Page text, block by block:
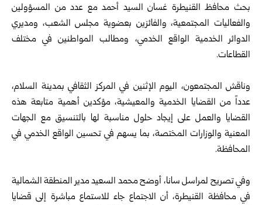
بحث محافظ القنيطرة غسان السيد أحمدمع عدد من المسؤولين
والفعاليات المجتمعية، والفائزين بعضوية مجلس الشعب، ومديري
الدوائر الخدمية الواقع الخدمي، ومطالب المواطنين في مختلف
القطاعات.
وناقش المجتمعون، اليوم الإثنين في المركز الثقافي بمدينة السلام،
‏عدداً من القضايا الخدمية والمعيشية، مؤكدين أهمية متابعة هذه
القضايا والعمل على إيجاد حلول مناسبة لها بالتنسيق مع الجهات
المعنية والوزارات المختصة، بما يسهم في تحسين الواقع الخدمي في
المحافظة.
وفي تصريح لمراسل سانا، أوضح محمد السعيد مدير المنطقة الشمالية
في محافظة القنيطرة، أن الاجتماع جاء للاستماع مباشرة إلى قضايا